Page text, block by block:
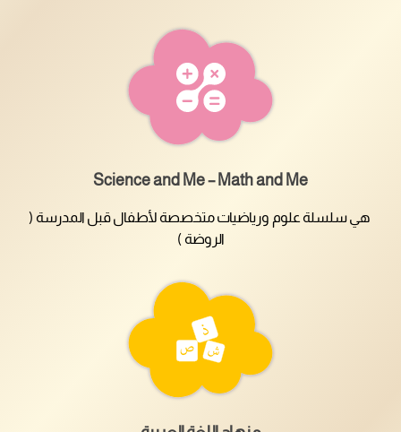
Science and Me – Math and Me
هي سلسلة علوم ورياضيات متخصصة لأطفال قبل المدرسة (
الروضة )